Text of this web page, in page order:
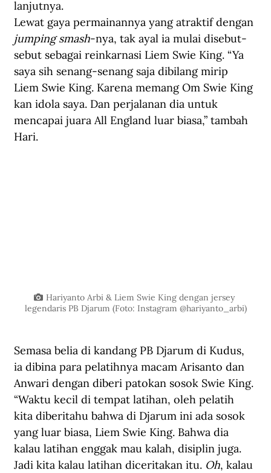
lanjutnya.
Lewat gaya permainannya yang atraktif dengan
jumping smash-nya, tak ayal ia mulai disebut-
sebut sebagai reinkarnasi Liem Swie King. “Ya
saya sih senang-senang saja dibilang mirip
Liem Swie King. Karena memang Om Swie King
kan idola saya. Dan perjalanan dia untuk
mencapai juara All England luar biasa,” tambah
Hari.
Hariyanto Arbi & Liem Swie King dengan jersey
legendaris PB Djarum (Foto: Instagram @hariyanto_arbi)
Semasa belia di kandang PB Djarum di Kudus,
ia dibina para pelatihnya macam Arisanto dan
Anwari dengan diberi patokan sosok Swie King.
“Waktu kecil di tempat latihan, oleh pelatih
kita diberitahu bahwa di Djarum ini ada sosok
yang luar biasa, Liem Swie King. Bahwa dia
kalau latihan enggak mau kalah, disiplin juga.
Jadi kita kalau latihan diceritakan itu. Oh, kalau